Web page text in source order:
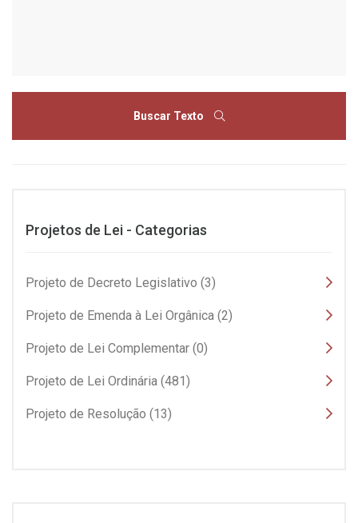
Buscar Texto
Projetos de Lei - Categorias
Projeto de Decreto Legislativo (3)
Projeto de Emenda à Lei Orgânica (2)
Projeto de Lei Complementar (0)
Projeto de Lei Ordinária (481)
Projeto de Resolução (13)